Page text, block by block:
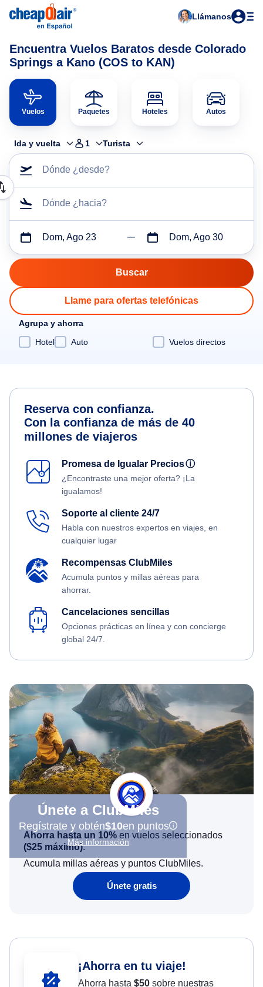
Llámanos
Encuentra Vuelos Baratos desde Colorado
Springs a Kano (COS to KAN)
Vuelos Paquetes Hoteles Autos
Ida y vuelta 1 Turista
Dónde ¿desde?
Dónde ¿hacia?
Dom, Ago 23 Dom, Ago 30
Llame para ofertas telefónicas
Agrupa y ahorra
Hotel
Auto Vuelos directos
Reserva con confianza.
Con la confianza de más de 40
millones de viajeros
Promesa de Igualar Preciosⓘ
¿Encontraste una mejor oferta? ¡La
igualamos!
Soporte al cliente 24/7
Habla con nuestros expertos en viajes, en
cualquier lugar
Recompensas ClubMiles
Acumula puntos y millas aéreas para
ahorrar.
Cancelaciones sencillas
Opciones prácticas en línea y con concierge
global 24/7.
Únete a ClubMiles
Regístrate y obtén$10en puntos
Más información
Ahorra hasta un 10% en vuelos seleccionados
($25 máximo).
Acumula millas aéreas y puntos ClubMiles.
Únete gratis
¡Ahorra en tu viaje!
Ahorra hasta $50sobre nuestras